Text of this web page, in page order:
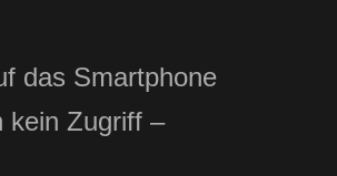
das Smartphone
kein Zugriff –